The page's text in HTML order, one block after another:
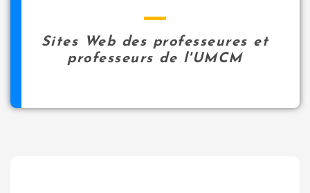
Sites Web des professeures et
professeurs de l'UMCM